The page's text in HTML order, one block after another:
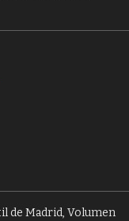
de Madrid, Volumen